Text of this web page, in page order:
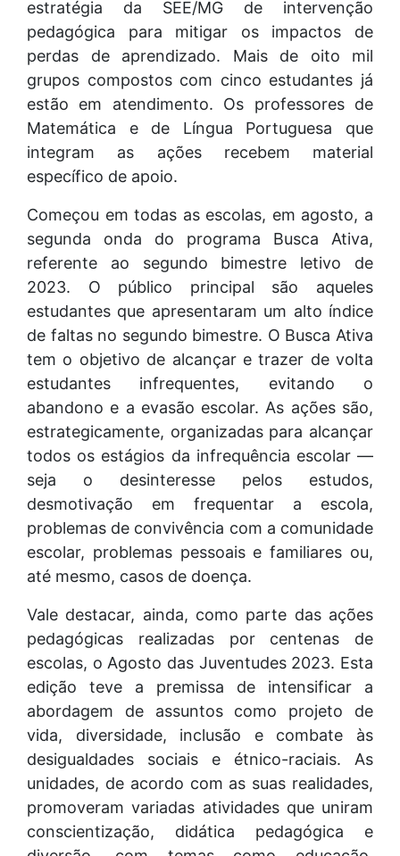
estratégia da SEE/MG de intervenção
pedagógica para mitigar os impactos de
perdas de aprendizado. Mais de oito mil
grupos compostos com cinco estudantes já
estão em atendimento. Os professores de
Matemática e de Língua Portuguesa que
integram as ações recebem material
específico de apoio.
Começou em todas as escolas, em agosto, a
segunda onda do programa Busca Ativa,
referente ao segundo bimestre letivo de
2023. O público principal são aqueles
estudantes que apresentaram um alto índice
de faltas no segundo bimestre. O Busca Ativa
tem o objetivo de alcançar e trazer de volta
estudantes infrequentes, evitando o
abandono e a evasão escolar. As ações são,
estrategicamente, organizadas para alcançar
todos os estágios da infrequência escolar —
seja o desinteresse pelos estudos,
desmotivação em frequentar a escola,
problemas de convivência com a comunidade
escolar, problemas pessoais e familiares ou,
até mesmo, casos de doença.
Vale destacar, ainda, como parte das ações
pedagógicas realizadas por centenas de
escolas, o Agosto das Juventudes 2023. Esta
edição teve a premissa de intensificar a
abordagem de assuntos como projeto de
vida, diversidade, inclusão e combate às
desigualdades sociais e étnico-raciais. As
unidades, de acordo com as suas realidades,
promoveram variadas atividades que uniram
conscientização, didática pedagógica e